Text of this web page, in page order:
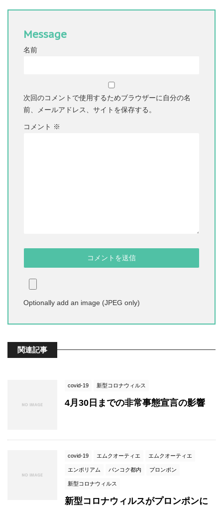
Message
名前
次回のコメントで使用するためブラウザーに自分の名
前、メールアドレス、サイトを保存する。
コメント ※
Optionally add an image (JPEG only)
関連記事
covid-19 新型コロナウィルス
4月30日までの非常事態宣言の影響
covid-19 エムクオーティエ エムクオーティエ
エンポリアム バンコク都内 プロンポン
新型コロナウィルス
新型コロナウィルスがプロンポンに